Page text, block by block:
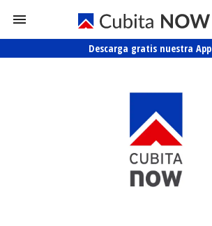
Descarga gratis nuestra App